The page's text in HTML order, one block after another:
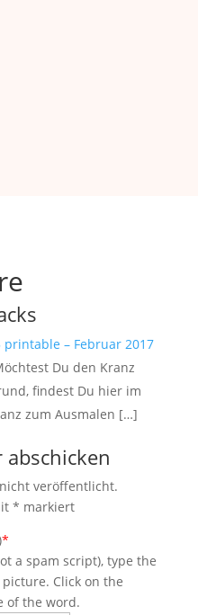
printable – Februar 2017
Du den Kranz
findest Du hier im
zum Ausmalen […]
veröffentlicht.
* markiert
*
a spam script), type the
Click on the
of the word.